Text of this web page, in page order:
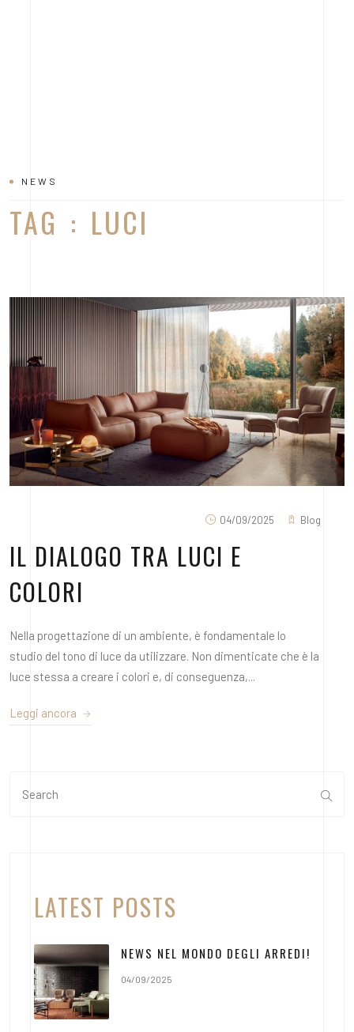
NEWS
TAG : LUCI
04/09/2025 Blog
IL DIALOGO TRA LUCI E
COLORI
Nella progettazione di un ambiente, è fondamentale lo
studio del tono di luce da utilizzare. Non dimenticate che è la
luce stessa a creare i colori e, di conseguenza,...
Leggi ancora
LATEST POSTS
NEWS NEL MONDO DEGLI ARREDI!
04/09/2025